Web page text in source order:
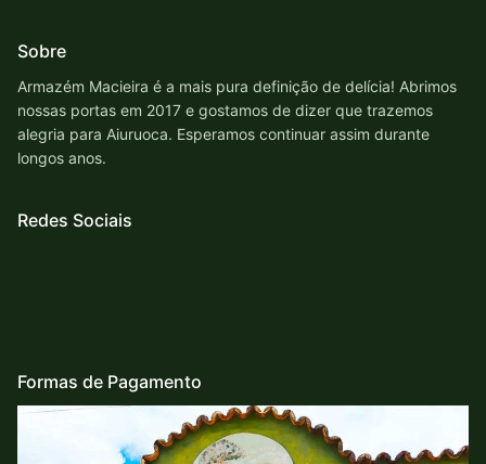
Sobre
Armazém Macieira é a mais pura definição de delícia! Abrimos
nossas portas em 2017 e gostamos de dizer que trazemos
alegria para Aiuruoca. Esperamos continuar assim durante
longos anos.
Redes Sociais
Formas de Pagamento